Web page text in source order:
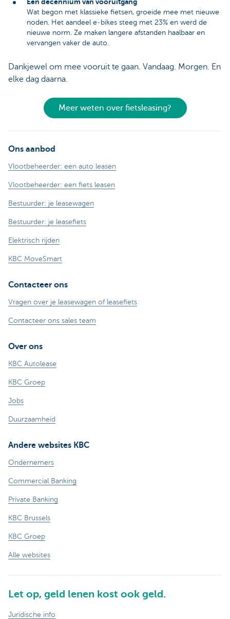
Wat begon met klassieke fietsen, groeide mee met nieuwe
noden. Het aandeel e‑bikes steeg met 23% en werd de
nieuwe norm. Ze maken langere afstanden haalbaar en
vervangen vaker de auto.
Dankjewel om mee vooruit te gaan. Vandaag. Morgen. En
elke dag daarna.
Meer weten over fietsleasing?
Ons aanbod
Vlootbeheerder: een auto leasen
Vlootbeheerder: een fiets leasen
Bestuurder: je leasewagen
Bestuurder: je leasefiets
Elektrisch rijden
KBC MoveSmart
Contacteer ons
Vragen over je leasewagen of leasefiets
Contacteer ons sales team
Over ons
KBC Autolease
KBC Groep
Jobs
Duurzaamheid
Andere websites KBC
Ondernemers
Commercial Banking
Private Banking
KBC Brussels
KBC Groep
Alle websites
Let op, geld lenen kost ook geld.
Juridische info